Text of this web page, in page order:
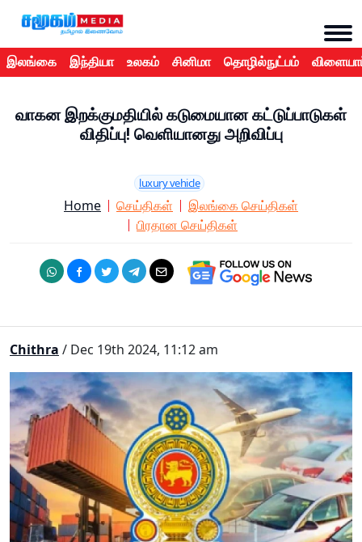
இலங்கை இந்தியா உலகம் சினிமா தொழில்நுட்பம்
வாகன இறக்குமதியில் கடுமையான கட்டுப்பாடுகள்
விதிப்பு! வெளியானது அறிவிப்பு
luxury vehicle
Home செய்திகள்
இலங்கை செய்திகள்
பிரதான செய்திகள்
Chithra / Dec 19th 2024, 11:12 am